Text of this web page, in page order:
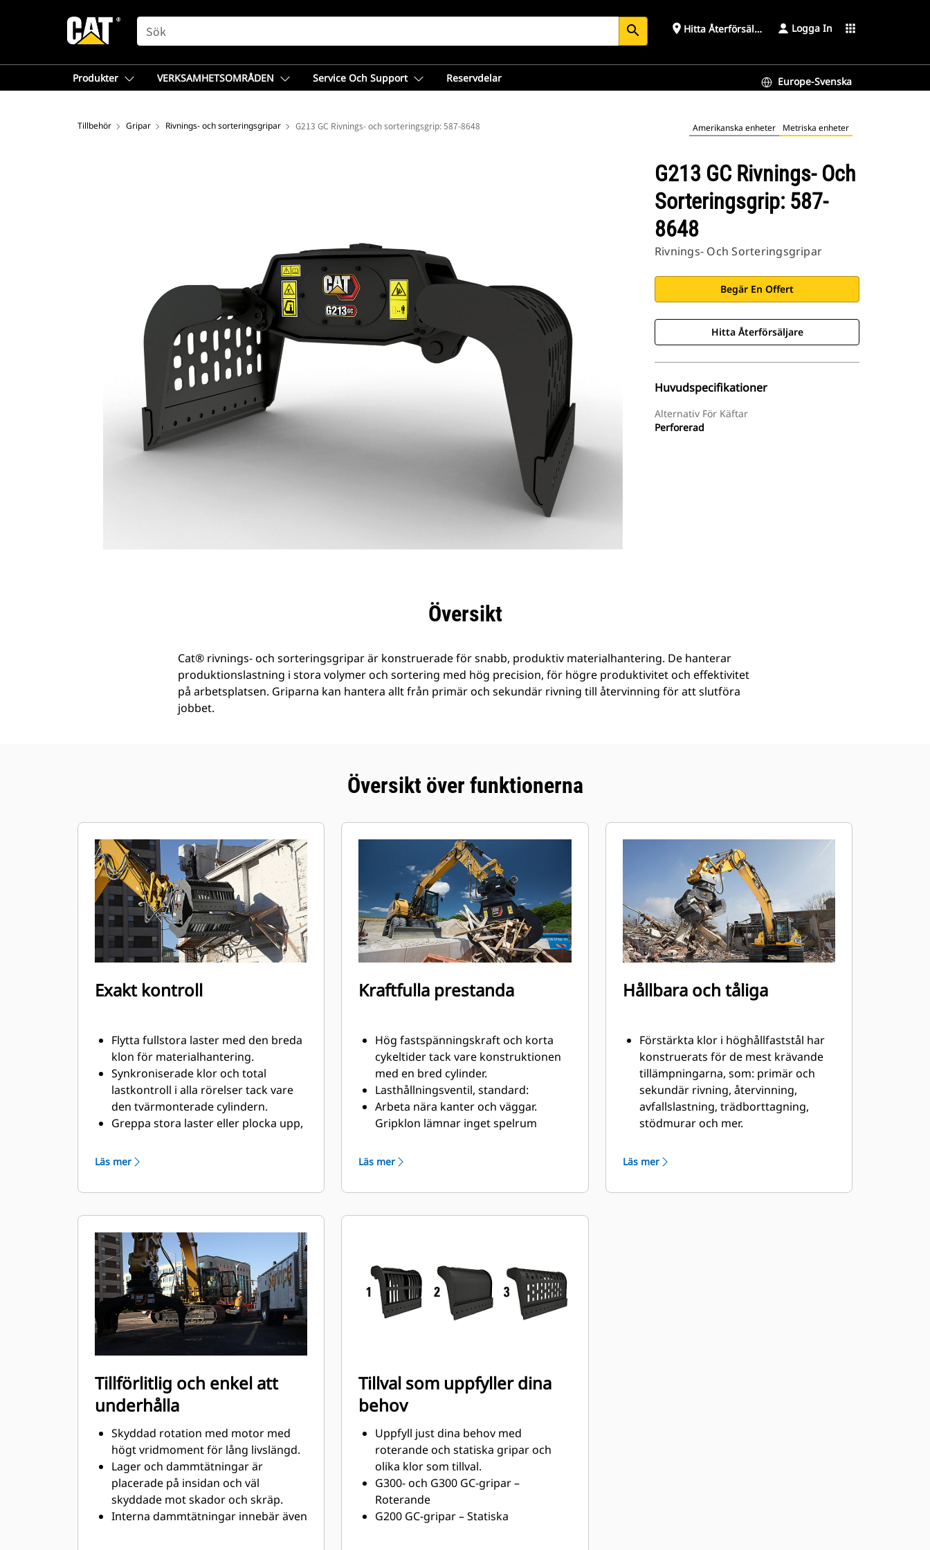
SEARCH search place Hitta Återförsäljare Logga In apps
Produkter VERKSAMHETSOMRÅDEN Service Och Support Reservdelar Europe-Svenska
Tillbehör Gripar Rivnings- och sorteringsgripar G213 GC Rivnings- och sorteringsgrip: 587-8648 Amerikanska enheter Metriska enheter
G213 GC Rivnings- Och
Sorteringsgrip: 587-
8648
Rivnings- Och Sorteringsgripar
Begär En Offert
Hitta Återförsäljare
Huvudspecifikationer
Alternativ För Käftar
Perforerad
SpecifikationerÖversikt
Cat® rivnings- och sorteringsgripar är konstruerade för snabb, produktiv materialhantering. De hanterar
produktionslastning i stora volymer och sortering med hög precision, för högre produktivitet och effektivitet
på arbetsplatsen. Griparna kan hantera allt från primär och sekundär rivning till återvinning för att slutföra
jobbet.
Översikt över funktionerna
Exakt kontroll
Flytta fullstora laster med den breda
klon för materialhantering.
Synkroniserade klor och total
lastkontroll i alla rörelser tack vare
den tvärmonterade cylindern.
Greppa stora laster eller plocka upp,
material tack vare överbettstopp vid
Filtrera ut smuts och skräp via
översikt över lasten.
Snabb materialsortering gör det
smidigare att sortera direkt på
arbetsplatsen och innebär också
lägre tippavgifter.
Jämna rörelser tack vare dämpade
cylindrar.
Inbyggda stopplägen låser rotatorn
och håller klorna stängda under
transporter.
Läs mer
Kraftfulla prestanda
Hög fastspänningskraft och korta
cykeltider tack vare konstruktionen
med en bred cylinder.
Lasthållningsventil, standard:
Arbeta nära kanter och väggar.
Gripklon lämnar inget spelrum
väggar och kanter, så att den enkelt
containers, behållare och annat med
Få ut maximalt av gripen med en
motor med högt vridmoment och
längre serviceintervall.
Läs mer
Hållbara och tåliga
Förstärkta klor i höghållfaststål har
konstruerats för de mest krävande
tillämpningarna, som: primär och
sekundär rivning, återvinning,
avfallslastning, trädborttagning,
stödmurar och mer.
effektivt tack vare skärstålets
insida.
Läs mer
Tillförlitlig och enkel att
underhålla
Skyddad rotation med motor med
högt vridmoment för lång livslängd.
Lager och dammtätningar är
placerade på insidan och väl
skyddade mot skador och skräp.
Interna dammtätningar innebär även
Tillval som uppfyller dina
behov
Uppfyll just dina behov med
roterande och statiska gripar och
olika klor som tillval.
G300- och G300 GC-gripar –
Roterande
G200 GC-gripar – Statiska